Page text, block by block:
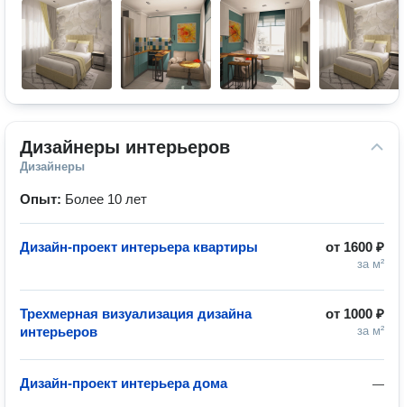
Дизайнеры интерьеров
Дизайнеры
Опыт: Более 10 лет
от 1600 ₽
за м²
Дизайн-проект интерьера квартиры
от 1000 ₽
за м²
Трехмерная визуализация дизайна
интерьеров
—
Дизайн-проект интерьера дома